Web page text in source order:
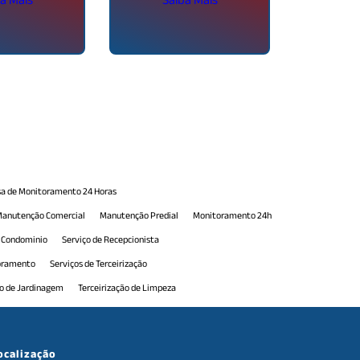
de Monitoramento 24 Horas
Comercial Manutenção Predial
Monitoramento 24h
Serviço de Recepcionista
Serviços de Terceirização
de Jardinagem
Terceirização de Limpeza
de Portaria
Terceirização de Portaria 24h